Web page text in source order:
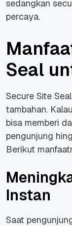
sedangkan
percaya.
Seal
Secure Site
tambahan.
bisa memberi
pengunjung
Berikut
Instan
Saat